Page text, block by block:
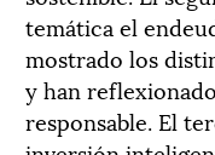
temática el
mostrado los
y han
responsable. El